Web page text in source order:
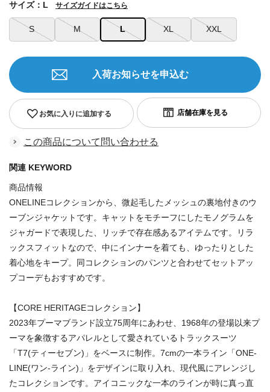
S M L XL XXL
サイズ：L サイズガイドはこちら
お気に入りに追加する
入荷お知らせを申込む
この商品について問い合わせる
関連 KEYWORD
商品情報
ONELINEコレクションから、微起毛したメッシュの裏地付きのウ
ーブンジャケットです。キャットをモチーフにしたモノグラムを
ジャガードで表現した、リッチで存在感あるアイテムです。リラ
ックスフィットなので、中にインナーを着ても、ゆったりとした
着心地をキープ。同コレクションのパンツと合わせてセットアッ
プコーデもおすすめです。
【CORE HERITAGEコレクション】
2023年プーマブランド設立75周年にあわせ、1968年の登場以来プ
ーマを象徴するアパレルとして愛されているトラックスーツ
「T7(ティーセブン)」をベースに制作。7cmの一本ライン「ONE-
LINE(ワン-ライン)」をデザインに取り入れ、現代風にアレンジし
たコレクションです。アイコニックな一本のラインが時に真っ直